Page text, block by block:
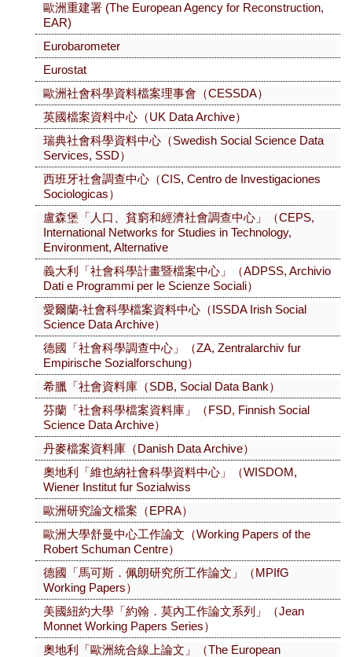
歐洲重建署 (The European Agency for Reconstruction,
EAR)
Eurobarometer
Eurostat
歐洲社會科學資料檔案理事會（CESSDA）
英國檔案資料中心（UK Data Archive）
瑞典社會科學資料中心（Swedish Social Science Data
Services, SSD）
西班牙社會調查中心（CIS, Centro de Investigaciones
Sociologicas）
盧森堡「人口、貧窮和經濟社會調查中心」（CEPS,
International Networks for Studies in Technology,
Environment, Alternative
義大利「社會科學計畫暨檔案中心」（ADPSS, Archivio
Dati e Programmi per le Scienze Sociali）
愛爾蘭-社會科學檔案資料中心（ISSDA Irish Social
Science Data Archive）
德國「社會科學調查中心」（ZA, Zentralarchiv fur
Empirische Sozialforschung）
希臘「社會資料庫（SDB, Social Data Bank）
芬蘭「社會科學檔案資料庫」（FSD, Finnish Social
Science Data Archive）
丹麥檔案資料庫（Danish Data Archive）
奧地利「維也納社會科學資料中心」（WISDOM,
Wiener Institut fur Sozialwiss
歐洲研究論文檔案（EPRA）
歐洲大學舒曼中心工作論文（Working Papers of the
Robert Schuman Centre）
德國「馬可斯．佩朗研究所工作論文」（MPIfG
Working Papers）
美國紐約大學「約翰．莫內工作論文系列」（Jean
Monnet Working Papers Series）
奧地利「歐洲統合線上論文」（The European